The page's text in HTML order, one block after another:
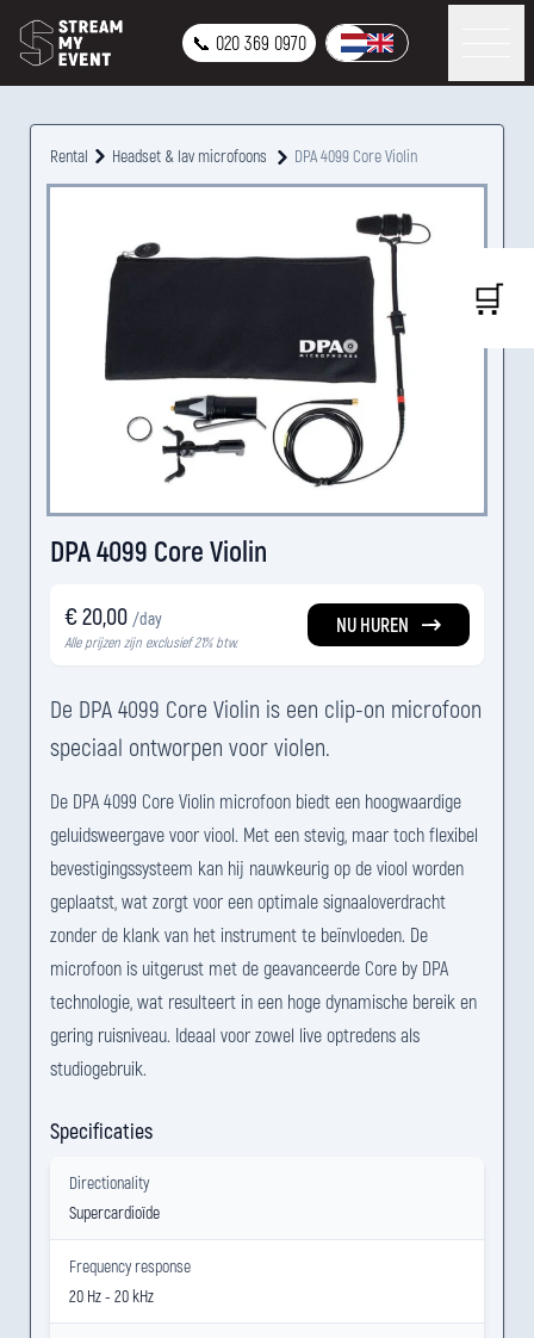
📞 020 369 0970
Rental Headset & lav microfoons DPA 4099 Core Violin
DPA 4099 Core Violin
€ 20,00 /day
Alle prijzen zijn exclusief 21% btw.
NU HUREN
De DPA 4099 Core Violin is een clip-on microfoon
speciaal ontworpen voor violen.
De DPA 4099 Core Violin microfoon biedt een hoogwaardige
geluidsweergave voor viool. Met een stevig, maar toch flexibel
bevestigingssysteem kan hij nauwkeurig op de viool worden
geplaatst, wat zorgt voor een optimale signaaloverdracht
zonder de klank van het instrument te beïnvloeden. De
microfoon is uitgerust met de geavanceerde Core by DPA
technologie, wat resulteert in een hoge dynamische bereik en
gering ruisniveau. Ideaal voor zowel live optredens als
studiogebruik.
Specificaties
Directionality
Supercardioïde
Frequency response
20 Hz - 20 kHz
🛒